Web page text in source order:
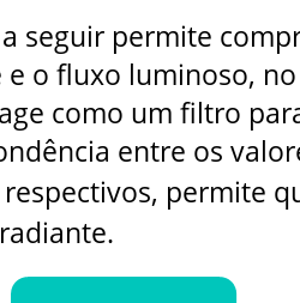
seguir permite
e o fluxo luminoso,
como um filtro
entre os
respectivos, permite